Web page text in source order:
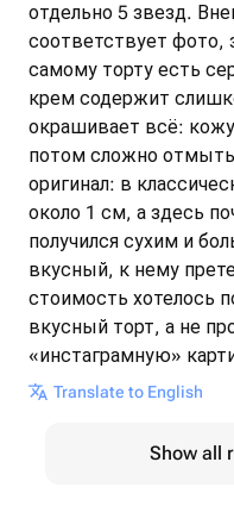
отдельно 5 звезд.
соответствует фото,
самому торту есть
крем содержит
окрашивает всё:
потом сложно
оригинал: в
около 1 см, а здесь
получился сухим и
вкусный, к нему
стоимость хотелось
вкусный торт, а не
«инстаграмную»
Translate to English
Show all